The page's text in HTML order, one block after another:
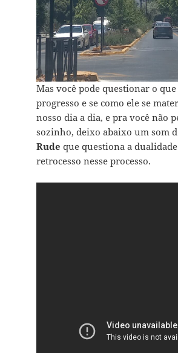
Mas você pode questionar o que
progresso e se como ele se
nosso dia a dia, e pra você não
sozinho, deixo abaixo um som
Rude que questiona a
retrocesso nesse processo.